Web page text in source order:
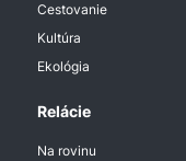
Cestovanie
Kultúra
Ekológia
Relácie
Na rovinu